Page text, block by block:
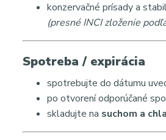
konzervačné prísady a
(presné INCI zloženie
Spotreba / expirácia
spotrebujte do dátumu
po otvorení odporúčané
skladujte na suchom a